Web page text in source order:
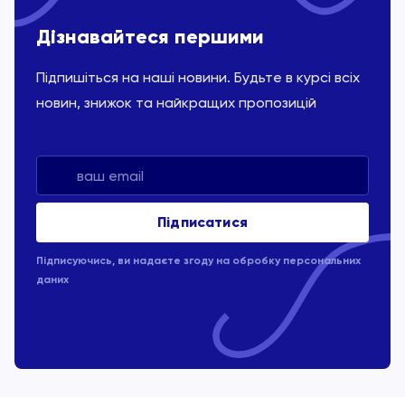
Дізнавайтеся першими
Підпишіться на наші новини. Будьте в курсі всіх
новин, знижок та найкращих пропозицій
Підписуючись, ви надаєте згоду на обробку персональних
даних